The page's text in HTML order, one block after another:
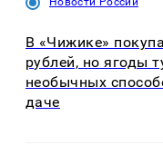
В «Чижике»
рублей, но ягоды
необычных
даче